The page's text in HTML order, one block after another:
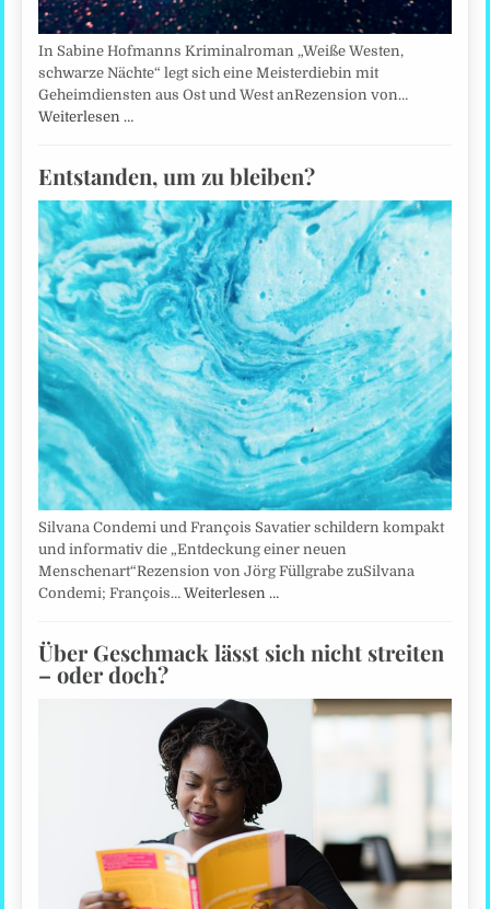
In Sabine Hofmanns Kriminalroman „Weiße Westen,
schwarze Nächte“ legt sich eine Meisterdiebin mit
Geheimdiensten aus Ost und West anRezension von…
Weiterlesen …
Entstanden, um zu bleiben?
Silvana Condemi und François Savatier schildern kompakt
und informativ die „Entdeckung einer neuen
Menschenart“Rezension von Jörg Füllgrabe zuSilvana
Condemi; François…Weiterlesen …
Über Geschmack lässt sich nicht streiten
– oder doch?